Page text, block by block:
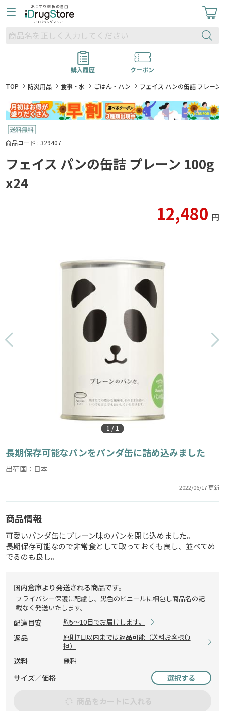
購入履歴
クーポン
TOP
防災用品 食事・水 ごはん・パン フェイス パンの缶詰 プレーン
商品コード : 329407
フェイス パンの缶詰 プレーン 100g
x24
12,480 円
1 / 1
長期保存可能なパンをパンダ缶に詰め込みました
出荷国：日本
2022/06/17 更新
商品情報
可愛いパンダ缶にプレーン味のパンを閉じ込めました。
長期保存可能なので非常食として取っておくも良し、並べてめ
でるのも良し。
国内倉庫より発送される商品です。
プライバシー保護に配慮し、黒色のビニールに梱包し商品名の記
載なく発送いたします。
配達目安 約5～10日でお届けします。
返品
原則7日以内までは返品可能（送料お客様負
担）
送料 無料
サイズ／価格 選択する
商品をカートに入れる